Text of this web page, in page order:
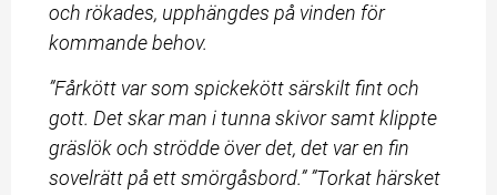
och rökades, upphängdes på vinden för
kommande behov.
”Fårkött var som spickekött särskilt fint och
gott. Det skar man i tunna skivor samt klippte
gräslök och strödde över det, det var en fin
sovelrätt på ett smörgåsbord.” ”Torkat härsket